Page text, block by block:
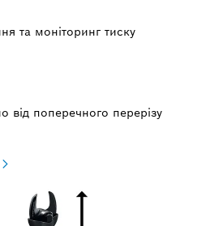
та моніторинг тиску
від поперечного перерізу